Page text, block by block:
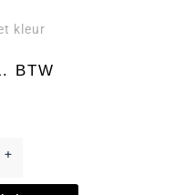
kleur
BTW
+